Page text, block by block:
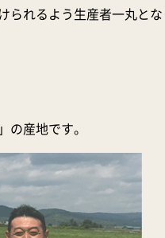
られるよう生産者一丸と
の産地です。